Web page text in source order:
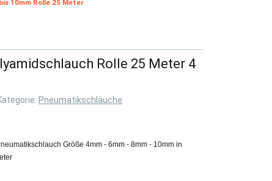
10mm Rolle 25 Meter
Rolle 25 Meter 4
Pneumatikschläuche
Größe 4mm - 6mm - 8mm - 10mm in